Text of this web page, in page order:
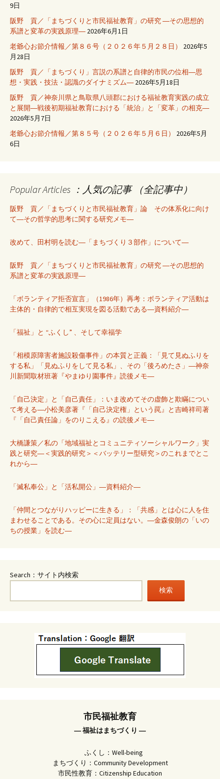
9日
阪野 貢／「まちづくりと市民福祉教育」の研究 ―その思想的
系譜と変革の実践原理― 2026年6月1日
老爺心お節介情報／第８６号（２０２６年５月２８日）
2026年5
月28日
阪野 貢／「まちづくり」言説の系譜と自律的市民の位相―思
想・実践・技法・認識のダイナミズム― 2026年5月18日
阪野 貢／神奈川県と鳥取県八頭郡における福祉教育実践の成立
と展開―戦後初期福祉教育における「統治」と「変革」の相克―
2026年5月7日
老爺心お節介情報／第８５号（２０２６年５月６日）
2026年5月
6日
Popular Articles ：人気の記事 （全記事中）
阪野 貢／「まちづくりと市民福祉教育」論 その体系化に向け
て―その哲学的思考に関する研究メモ―
改めて、田村明を読む―「まちづくり３部作」について―
阪野 貢／「まちづくりと市民福祉教育」の研究 ―その思想的
系譜と変革の実践原理―
「ボランティア拒否宣言」（1986年）再考：ボランティア活動は
主体的・自律的で相互実現を図る活動である―資料紹介―
「福祉」と “ふくし” 、そして幸福学
「相模原障害者施設殺傷事件」の本質と正義：「見て見ぬふりを
する私」「見ぬふりをして見る私」、その「後ろめたさ」―神奈
川新聞取材班著『やまゆり園事件』読後メモ―
「自己決定」と「自己責任」：いま改めてその虚飾と欺瞞につい
て考える―小松美彦著『「自己決定権」という罠』と吉崎祥司著
『「自己責任論」をのりこえる』の読後メモ―
大橋謙策／私の「地域福祉とコミュニティソーシャルワーク」実
践と研究―＜実践的研究＞＜バッテリー型研究＞のこれまでとこ
れから―
「滅私奉公」と「活私開公」―資料紹介―
「仲間とつながりハッピーに生きる」：「共感」とは心に人を住
まわせることである。その心に定員はない。―金森俊朗の「いの
ちの授業」を読む―
Search：サイト内検索
検索
市民福祉教育
― 福祉はまちづくり ―
ふくし：Well-being
まちづくり：Community Development
市民性教育：Citizenship Education